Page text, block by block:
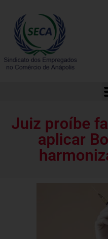
Juiz proíbe
aplicar